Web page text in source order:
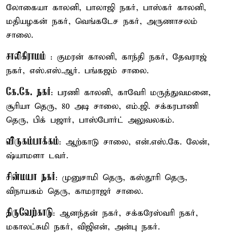
லோகையா காலனி, பாலாஜி நகர், பாஸ்கர் காலனி,
மதியழகன் நகர், வெங்கடேச நகர், அருணாசலம்
சாலை.
சாலிகிராமம் : குமரன் காலனி, காந்தி நகர், தேவராஜ்
நகர், எஸ்.எஸ்.ஆர். பங்கஜம் சாலை.
கே.கே. நகர்: பரணி காலனி, காவேரி மருத்துவமனை,
சூரியா தெரு, 80 அடி சாலை, எம்.ஜி. சக்கரபாணி
தெரு, பிக் பஜார், பாஸ்போர்ட் அலுவலகம்.
விருகம்பாக்கம்: ஆற்காடு சாலை, என்.எஸ்.கே. லேன்,
ஷ்யாமளா டவர்.
சின்மயா நகர்: முனுசாமி தெரு, கஸ்தூரி தெரு,
விநாயகம் தெரு, காமராஜர் சாலை.
திருவேற்காடு: ஆனந்தன் நகர், சக்கரேஸ்வரி நகர்,
மகாலட்சுமி நகர், விஜிஎன், அன்பு நகர்.